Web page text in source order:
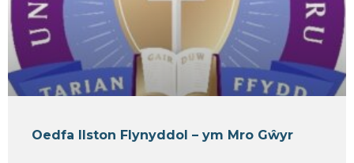
Oedfa Ilston Flynyddol – ym Mro Gŵyr